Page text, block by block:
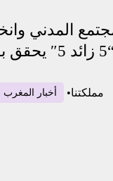
المدني
مملكتنا• أخبار المغرب